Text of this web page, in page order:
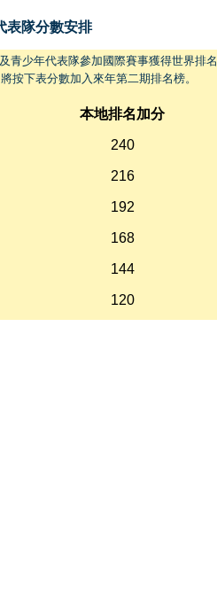
表隊分數安排
青少年代表隊參加國際賽事獲得世界排
按下表分數加入來年第二期排名榜。
本地排名加分
240
216
192
168
144
120